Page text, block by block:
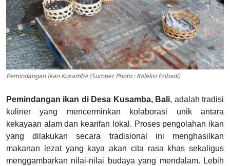
Pemindangan Ikan Kusamba (Sumber Photo : Koleksi Pribadi)
Pemindangan ikan di Desa Kusamba, Bali, adalah tradisi
kuliner yang mencerminkan kolaborasi unik antara
kekayaan alam dan kearifan lokal. Proses pengolahan ikan
yang dilakukan secara tradisional ini menghasilkan
makanan lezat yang kaya akan cita rasa khas sekaligus
menggambarkan nilai-nilai budaya yang mendalam. Lebih